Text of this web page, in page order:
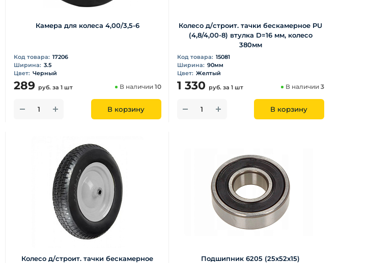
Камера для колеса 4,00/3,5-6
Код товара: 17206
Ширина: 3.5
Цвет: Черный
289 руб.за 1 шт В наличии 10
В корзину
Колесо д/строит. тачки бескамерное PU
(4,8/4,00-8) втулка D=16 мм, колесо
380мм
Код товара: 15081
Ширина: 90мм
Цвет: Желтый
1 330 руб. за 1 шт В наличии 3
В корзину
Колесо д/строит. тачки бескамерное
Подшипник 6205 (25х52х15)